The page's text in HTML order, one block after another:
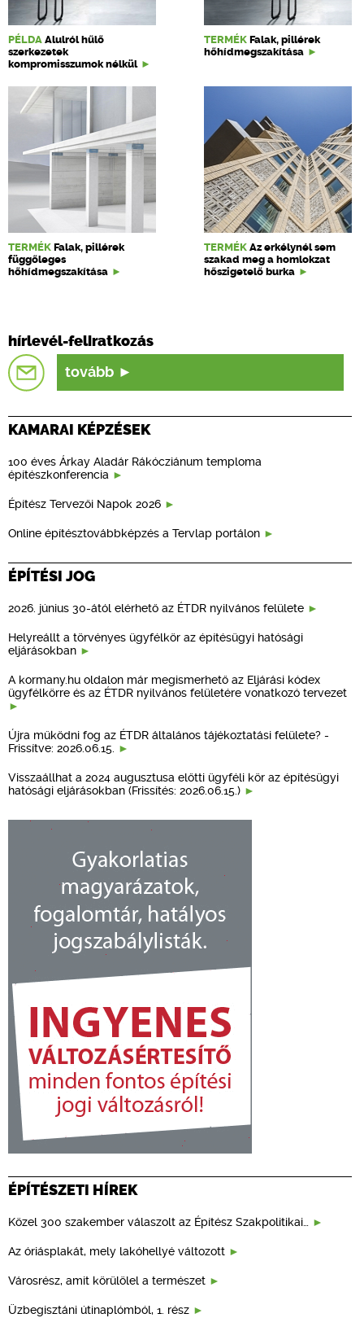
PÉLDA Alulról hűlő
szerkezetek
kompromisszumok nélkül
TERMÉK Falak, pillérek
hőhídmegszakítása
TERMÉK Falak, pillérek
függőleges
hőhídmegszakítása
TERMÉK Az erkélynél sem
szakad meg a homlokzat
hőszigetelő burka
hírlevél-feliratkozás
tovább
KAMARAI KÉPZÉSEK
100 éves Árkay Aladár Rákócziánum temploma
építészkonferencia
Építész Tervezői Napok 2026
Online építésztovábbképzés a Tervlap portálon
ÉPÍTÉSI JOG
2026. június 30-ától elérhető az ÉTDR nyilvános felülete
Helyreállt a törvényes ügyfélkör az építésügyi hatósági
eljárásokban
A kormany.hu oldalon már megismerhető az Eljárási kódex
ügyfélkörre és az ÉTDR nyilvános felületére vonatkozó tervezet
Újra működni fog az ÉTDR általános tájékoztatási felülete? -
Frissítve: 2026.06.15.
Visszaállhat a 2024 augusztusa előtti ügyféli kör az építésügyi
hatósági eljárásokban (Frissítés: 2026.06.15.)
ÉPÍTÉSZETI HÍREK
Közel 300 szakember válaszolt az Építész Szakpolitikai…
Az óriásplakát, mely lakóhellyé változott
Városrész, amit körülölel a természet
Üzbegisztáni útinaplómból, 1. rész